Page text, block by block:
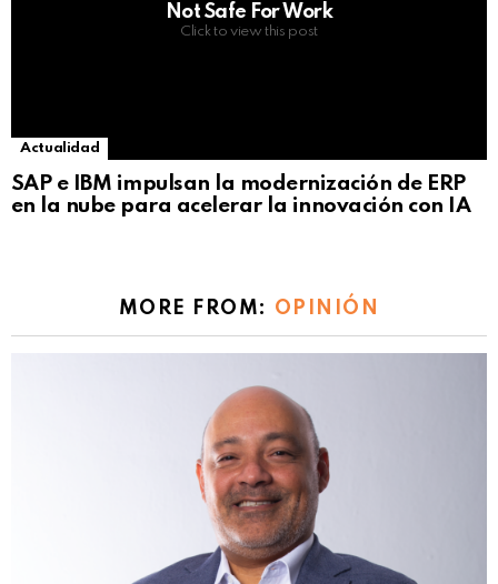
Not Safe For Work
Click to view this post
Actualidad
SAP e IBM impulsan la modernización de ERP
en la nube para acelerar la innovación con IA
MORE FROM: OPINIÓN